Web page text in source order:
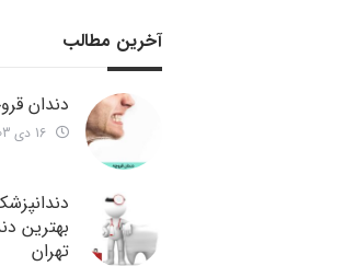
آخرین مطالب
دندان
بهترین
تهران